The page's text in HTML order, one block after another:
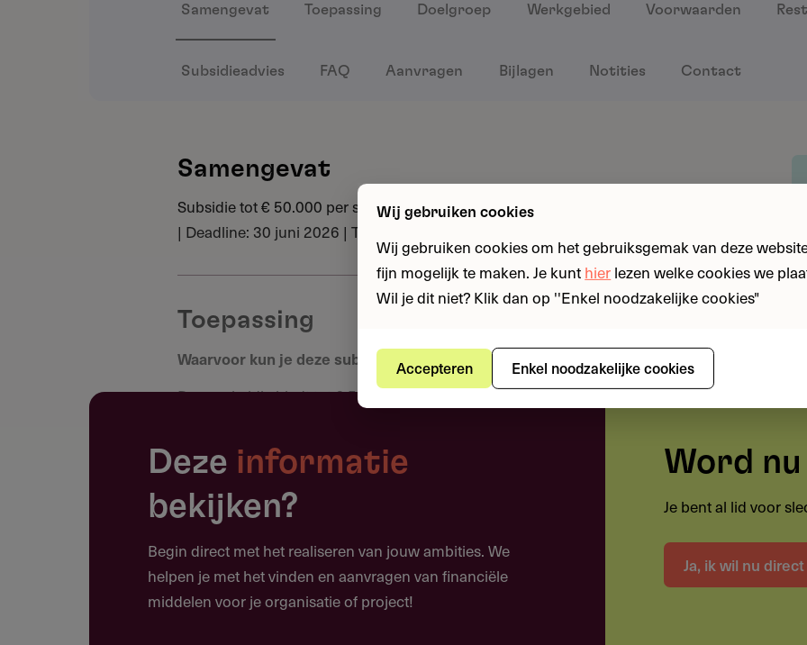
Samengevat Toepassing Doelgroep Werkgebied Voorwaarden
Subsidieadvies FAQ Aanvragen Bijlagen Notities Contact
Samengevat
Subsidie tot € 50.000 per schooljaar | Aanvragers: non-profit organisaties in Rotterdam
| Deadline: 30 juni 2026 | Tender met voorrang voor specifieke gebieden
Toepassing
Waarvoor kun je deze subsidie gebruiken?
Deze subsidie biedt tot € 50.000 per schooljaar voor activiteiten buiten het reguliere
De activiteiten ondersteunen leerlingen die opgroeien in gezinnen waarin financiële
beperkingen of een gebrek aan kennis en vaardigheden het leerpotentieel onder druk
zetten.
Huiswerkbegeleiding voor leerlingen in primair en voortgezet onderwijs
Examentraining
Deze informatie
bekijken?
Begin direct met het realiseren van jouw ambities. We
helpen je met het vinden en aanvragen van financiële
middelen voor je organisatie of project!
Word nu
Je bent al lid voor
Ja, ik wil nu
Wij gebruiken cookies
Wij gebruiken cookies om het gebruiksgemak van deze
fijn mogelijk te maken. Je kunthierlezen welke cookies we
Wil je dit niet? Klik dan op ''Enkel noodzakelijke cookies"
Accepteren Enkel noodzakelijke cookies